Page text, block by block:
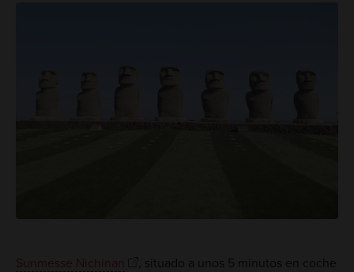
Sunmesse Nichinan
, situado a unos 5 minutos en coche